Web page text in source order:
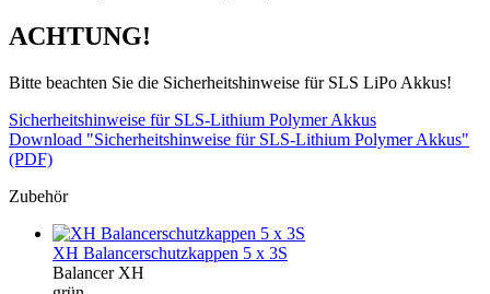
ACHTUNG!
Bitte beachten Sie die Sicherheitshinweise für SLS LiPo Akkus!
Sicherheitshinweise für SLS-Lithium Polymer Akkus
Download "Sicherheitshinweise für SLS-Lithium Polymer Akkus"
(PDF)
Zubehör
XH Balancerschutzkappen 5 x 3S
Balancer XH